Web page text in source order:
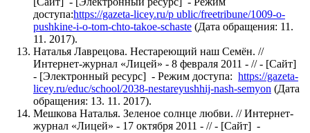
доступа:https://gazeta-licey.ru/p ublic/freetribune/1009-o-
pushkine-i-o-tom-chto-takoe-schaste (Дата обращения: 11.
11. 2017).
Наталья Лаврецова. Нестареющий наш Семён. //
Интернет-журнал «Лицей» - 8 февраля 2011 - // - [Сайт]
- [Электронный ресурс] - Режим доступа: https://gazeta-
licey.ru/educ/school/2038-nestareyushhij-nash-semyon (Дата
обращения: 13. 11. 2017).
Мешкова Наталья. Зеленое солнце любви. // Интернет-
журнал «Лицей» - 17 октября 2011 - // - [Сайт] -